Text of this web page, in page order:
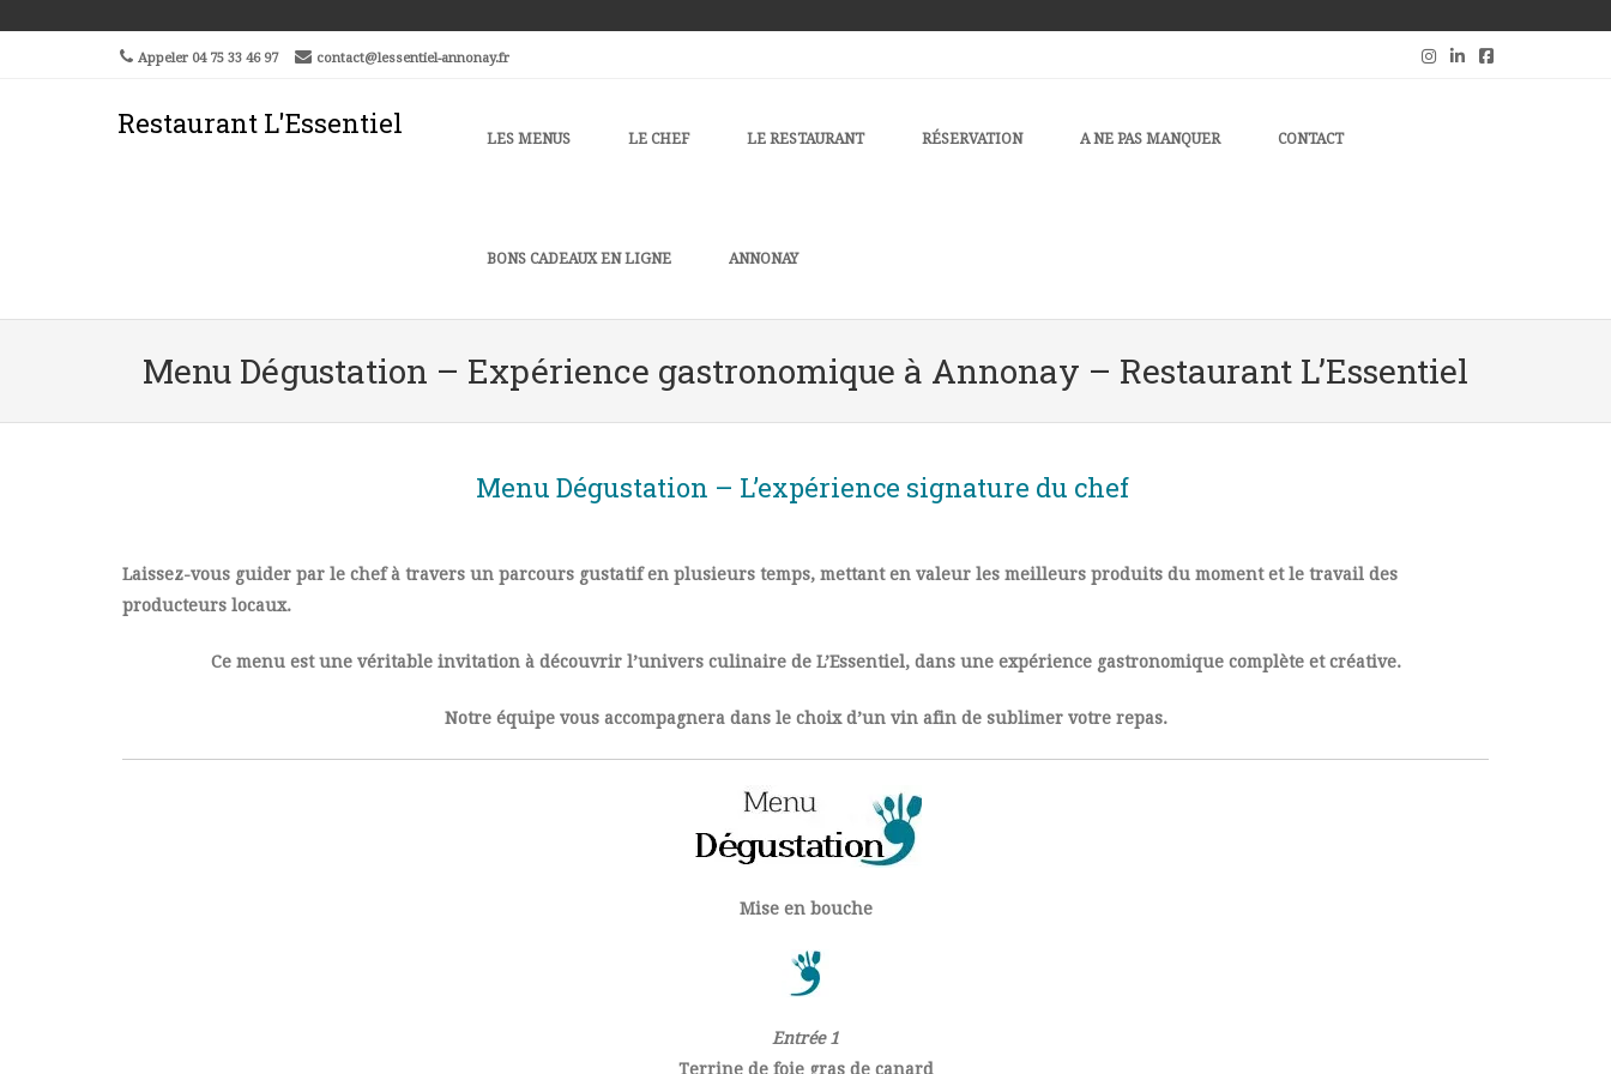
Appeler 04 75 33 46 97 contact@lessentiel-annonay.fr
Restaurant L'Essentiel Menu
SKIP TO CONTENT
LES MENUS LE CHEF LE RESTAURANT RÉSERVATION A NE PAS MANQUER CONTACT
BONS CADEAUX EN LIGNE ANNONAY
Menu Dégustation – Expérience gastronomique à Annonay – Restaurant L’Essentiel
Menu Dégustation – L’expérience signature du chef
Laissez-vous guider par le chef à travers un parcours gustatif en plusieurs temps, mettant en valeur les meilleurs produits du moment et le travail des
producteurs locaux.
Ce menu est une véritable invitation à découvrir l’univers culinaire de L’Essentiel, dans une expérience gastronomique complète et créative.
Notre équipe vous accompagnera dans le choix d’un vin afin de sublimer votre repas.
Mise en bouche
Entrée 1
Terrine de foie gras de canard